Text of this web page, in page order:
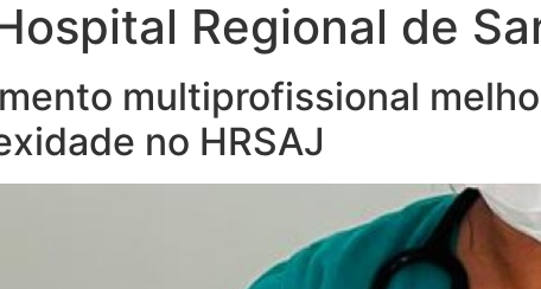
Regional de
multiprofissional
no HRSAJ